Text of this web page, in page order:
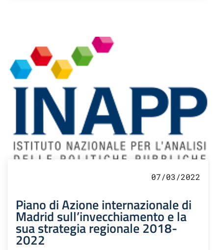
07/03/2022
Piano di Azione internazionale di
Madrid sull’invecchiamento e la
sua strategia regionale 2018-
2022